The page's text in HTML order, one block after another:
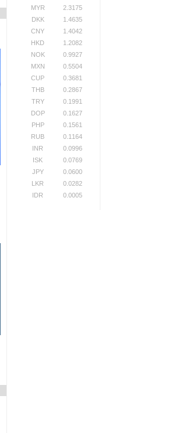
MYR
2.3175
DKK
1.4635
CNY
1.4042
HKD
1.2082
NOK
0.9927
MXN
0.5504
CUP
0.3681
THB
0.2867
TRY
0.1991
DOP
0.1627
PHP
0.1561
RUB
0.1164
INR
0.0996
ISK
0.0769
JPY
0.0600
LKR
0.0282
IDR
0.0005